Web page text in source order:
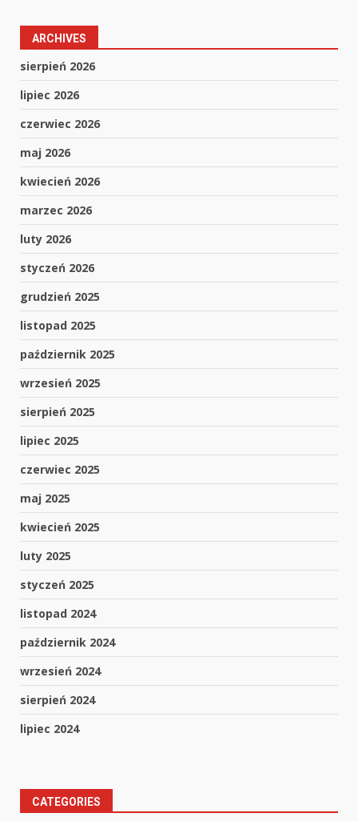
ARCHIVES
sierpień 2026
lipiec 2026
czerwiec 2026
maj 2026
kwiecień 2026
marzec 2026
luty 2026
styczeń 2026
grudzień 2025
listopad 2025
październik 2025
wrzesień 2025
sierpień 2025
lipiec 2025
czerwiec 2025
maj 2025
kwiecień 2025
luty 2025
styczeń 2025
listopad 2024
październik 2024
wrzesień 2024
sierpień 2024
lipiec 2024
CATEGORIES